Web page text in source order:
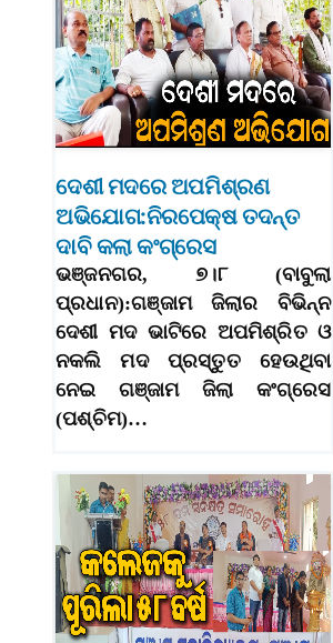
ଦେଶୀ ମଦରେ ଅପମିଶ୍ରଣ
ଅଭିଯୋଗ:ନିରପେକ୍ଷ ତଦନ୍ତ
ଦାବି କଲା କଂଗ୍ରେସ
ଭଞ୍ଜନଗର, ୭।୮ (ବାବୁଲା
ପ୍ରଧାନ):ଗଞ୍ଜାମ ଜିଲାର ବିଭିନ୍ନ
ଦେଶୀ ମଦ ଭାଟିରେ ଅପମିଶ୍ରିତ ଓ
ନକଲି ମଦ ପ୍ରସ୍ତୁତ ହେଉଥିବା
ନେଇ ଗଞ୍ଜାମ ଜିଲା କଂଗ୍ରେସ
(ପଶ୍ଚିମ)…